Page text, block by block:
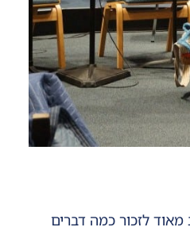
לזכור כמה דברים